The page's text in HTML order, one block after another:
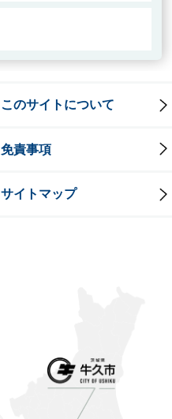
このサイトについて
免責事項
サイトマップ